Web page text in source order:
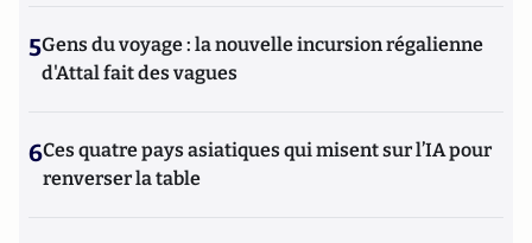
5Gens du voyage : la nouvelle incursion régalienne
d'Attal fait des vagues
6Ces quatre pays asiatiques qui misent sur l’IA pour
renverser la table